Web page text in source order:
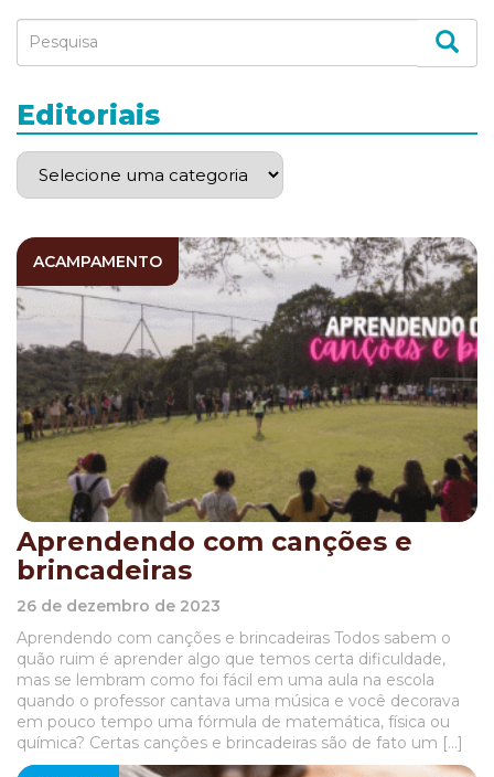
ACAMPAMENTO
Aprendendo com canções e
brincadeiras
26 de dezembro de 2023
Aprendendo com canções e brincadeiras Todos sabem o
quão ruim é aprender algo que temos certa dificuldade,
mas se lembram como foi fácil em uma aula na escola
quando o professor cantava uma música e você decorava
em pouco tempo uma fórmula de matemática, física ou
química? Certas canções e brincadeiras são de fato um […]
Editoriais